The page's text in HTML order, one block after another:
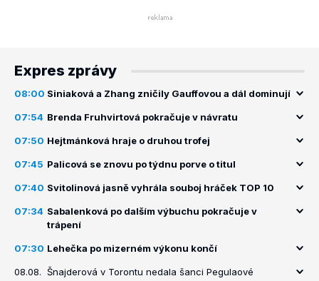
Expres zprávy
08:00 Siniaková a Zhang zničily Gauffovou a dál dominují
07:54 Brenda Fruhvirtová pokračuje v návratu
07:50 Hejtmánková hraje o druhou trofej
07:45 Palicová se znovu po týdnu porve o titul
07:40 Svitolinová jasně vyhrála souboj hráček TOP 10
07:34 Sabalenková po dalším výbuchu pokračuje v
trápení
07:30 Lehečka po mizerném výkonu končí
08.08. Šnajderová v Torontu nedala šanci Pegulaové